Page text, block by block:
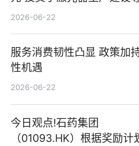
2026-06-22
服务消费韧性凸显 政策加
性机遇
2026-06-22
今日观点!石药集团
（01093.HK）根据奖励计